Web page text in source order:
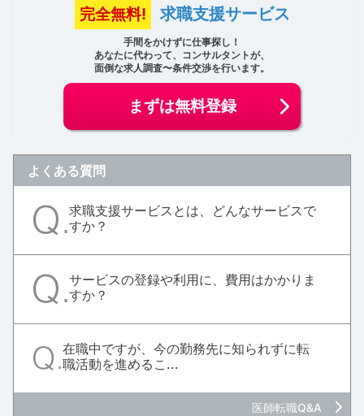
完全無料! 求職支援サービス
手間をかけずに仕事探し！
あなたに代わって、コンサルタントが、
面倒な求人調査〜条件交渉を行います。
まずは無料登録
よくある質問
求職支援サービスとは、どんなサービスで
すか？
サービスの登録や利用に、費用はかかりま
すか？
在職中ですが、今の勤務先に知られずに転
職活動を進めるこ...
医師転職Q&A